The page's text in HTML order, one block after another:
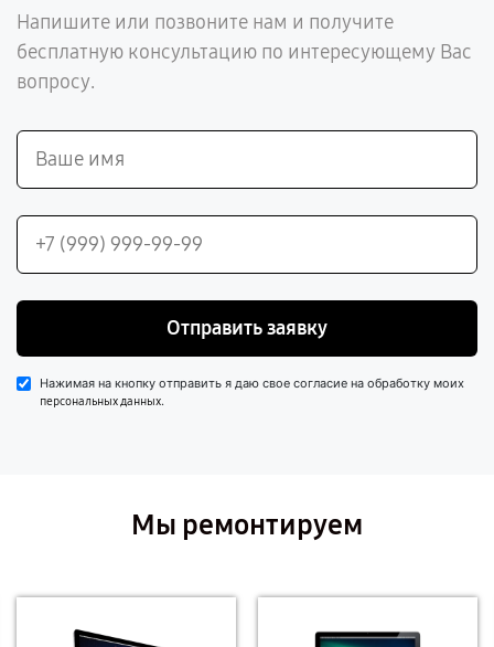
Напишите или позвоните нам и получите
бесплатную консультацию по интересующему Вас
вопросу.
Отправить заявку
Нажимая на кнопку отправить я даю свое согласие на обработку моих
персональных данных.
Мы ремонтируем